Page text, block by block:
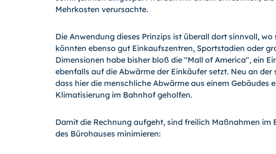
Mehrkosten verursachte.
Die Anwendung dieses Prinzips ist überall dort sinnvoll,
könnten ebenso gut Einkaufszentren, Sportstadien oder
Dimensionen habe bisher bloß die "Mall of America", ein
ebenfalls auf die Abwärme der Einkäufer setzt. Neu an
dass hier die menschliche Abwärme aus einem Gebäudes
Klimatisierung im Bahnhof geholfen.
Damit die Rechnung aufgeht, sind freilich Maßnahmen im
des Bürohauses minimieren: